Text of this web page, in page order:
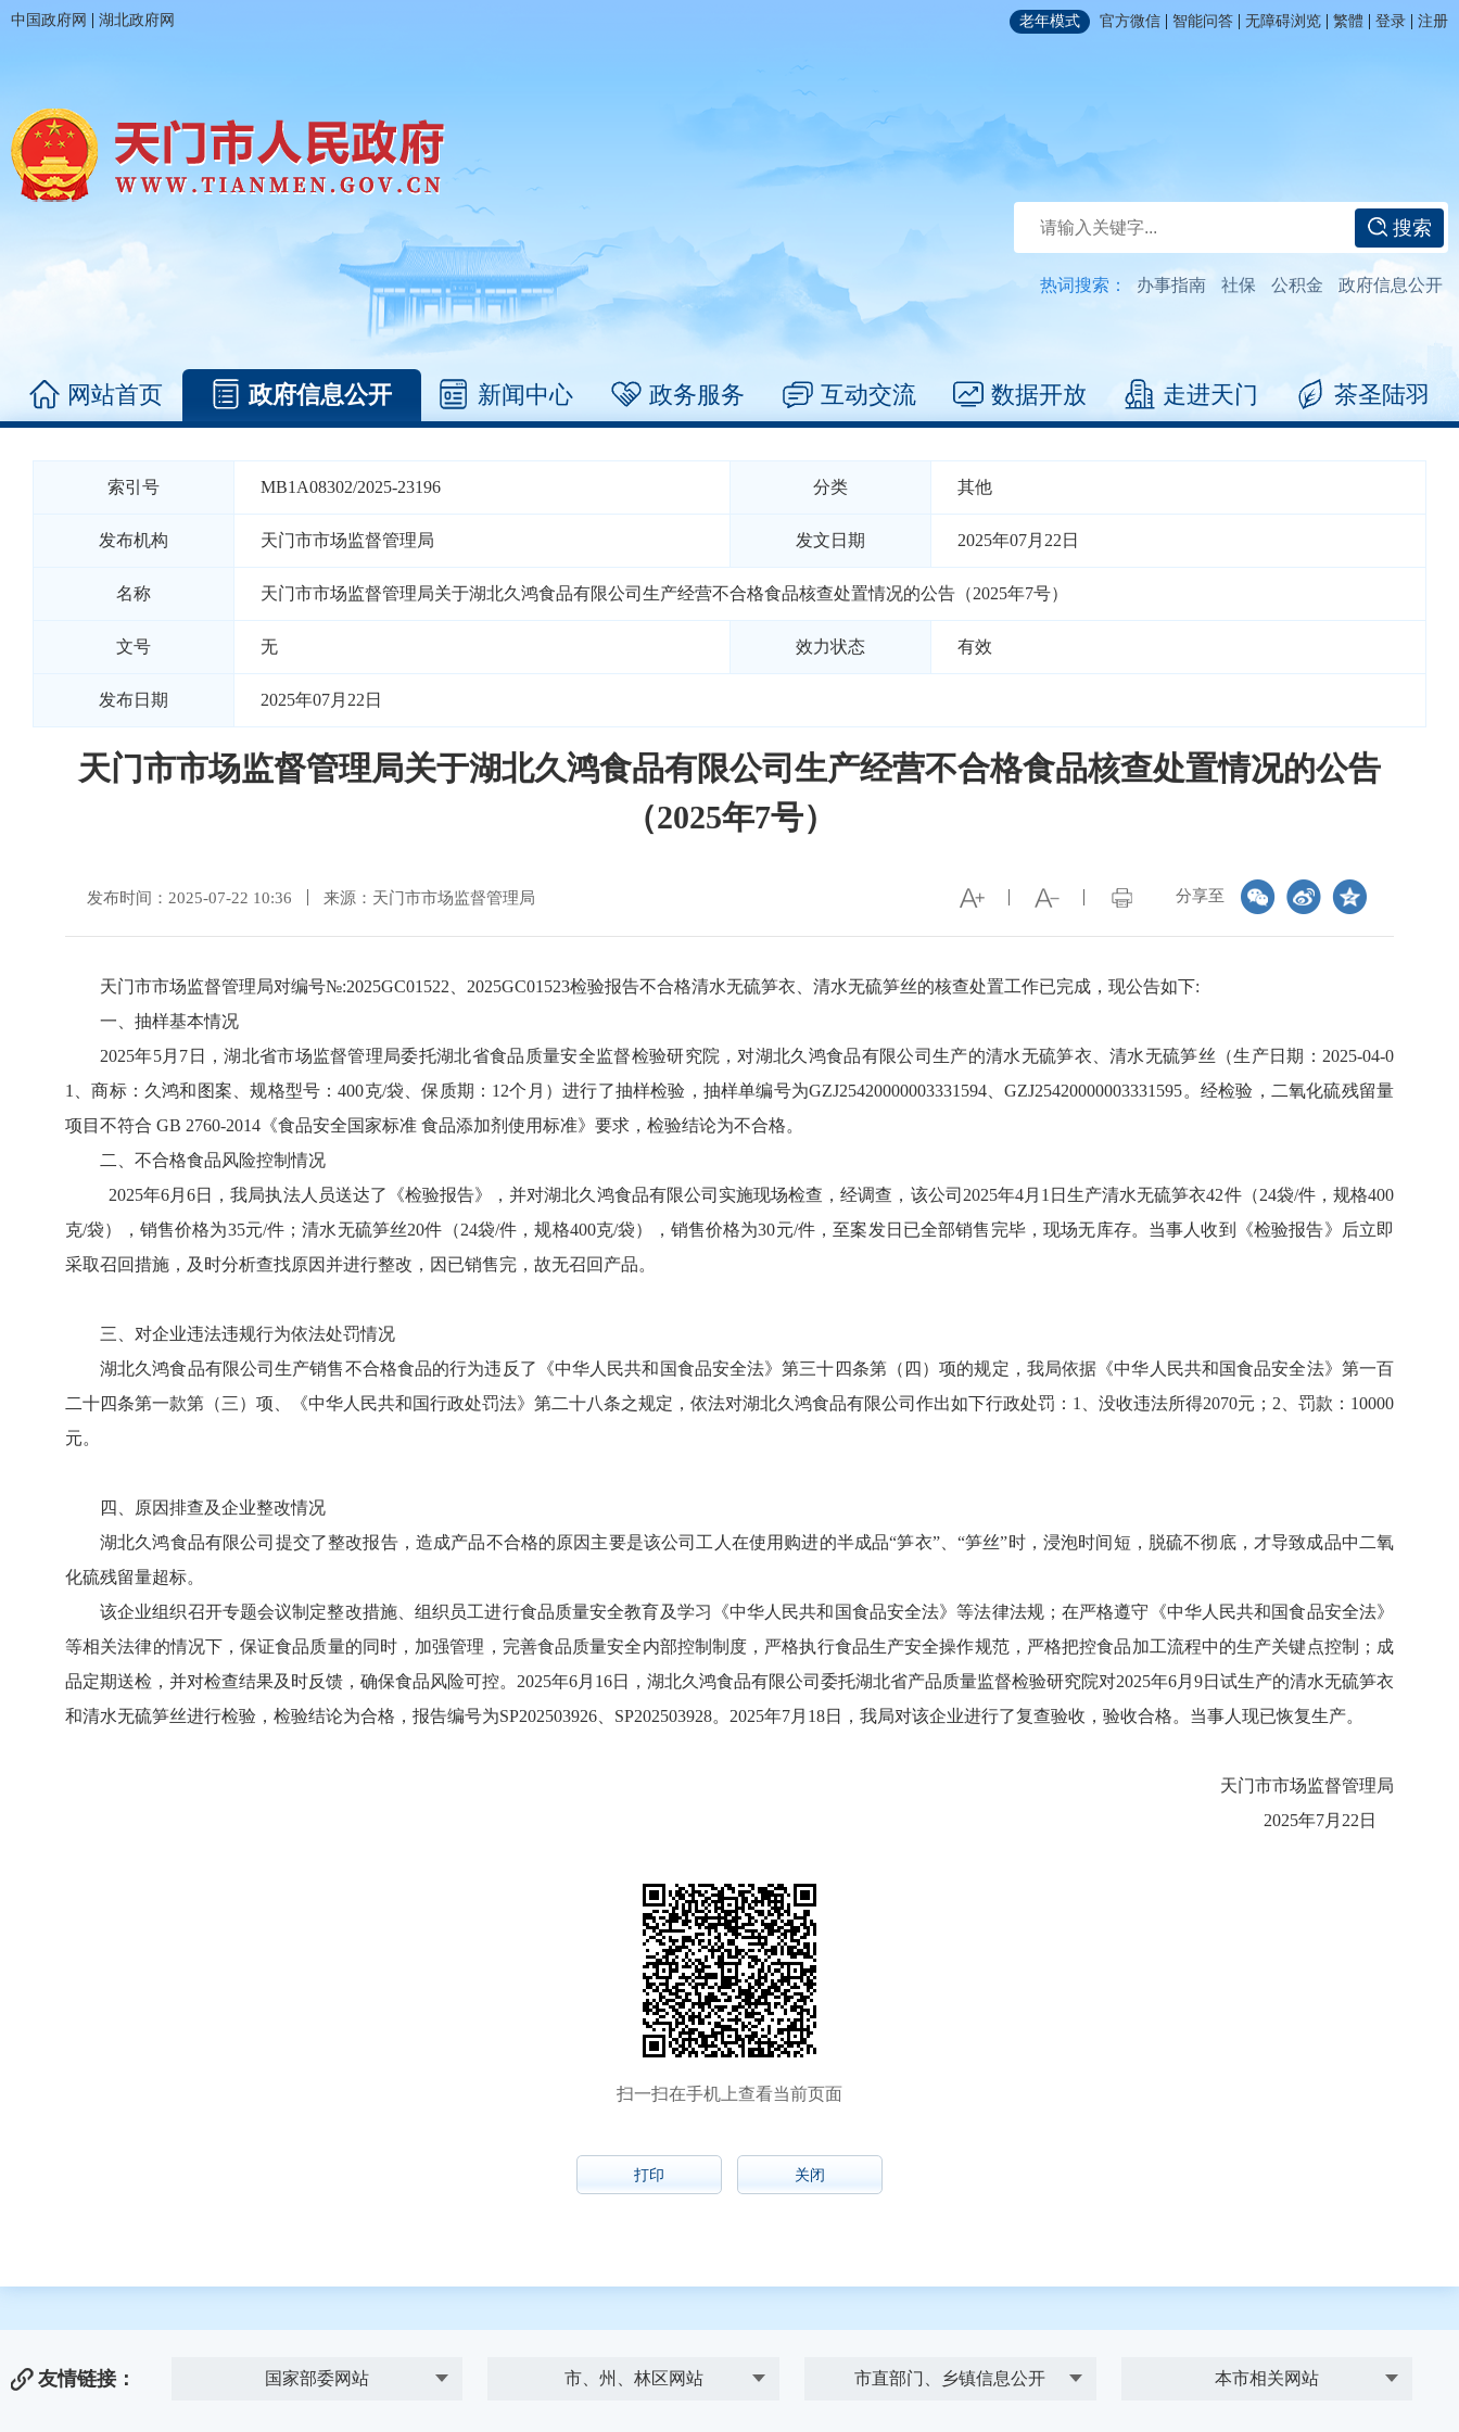
中国政府网 | 湖北政府网 老年模式 官方微信 | 智能问答 | 无障碍浏览 | 繁體 | 登录 | 注册
搜索
热词搜索： 办事指南 社保 公积金 政府信息公开
网站首页 政府信息公开 新闻中心 政务服务 互动交流 数据开放 走进天门 茶圣陆羽
索引号 MB1A08302/2025-23196 分类 其他
发布机构 天门市市场监督管理局 发文日期 2025年07月22日
名称 天门市市场监督管理局关于湖北久鸿食品有限公司生产经营不合格食品核查处置情况的公告（2025年7号）
文号 无 效力状态 有效
发布日期 2025年07月22日
天门市市场监督管理局关于湖北久鸿食品有限公司生产经营不合格食品核查处置情况的公告
（2025年7号）
分享至
发布时间：2025-07-22 10:36 来源：天门市市场监督管理局
天门市市场监督管理局对编号№:2025GC01522、2025GC01523检验报告不合格清水无硫笋衣、清水无硫笋丝的核查处置工作已完成，现公告如下:
一、抽样基本情况
2025年5月7日，湖北省市场监督管理局委托湖北省食品质量安全监督检验研究院，对湖北久鸿食品有限公司生产的清水无硫笋衣、清水无硫笋丝（生产日期：2025-04-0
1、商标：久鸿和图案、规格型号：400克/袋、保质期：12个月）进行了抽样检验，抽样单编号为GZJ25420000003331594、GZJ25420000003331595。经检验，二氧化硫残留量
项目不符合 GB 2760-2014《食品安全国家标准 食品添加剂使用标准》要求，检验结论为不合格。
二、不合格食品风险控制情况
2025年6月6日，我局执法人员送达了《检验报告》，并对湖北久鸿食品有限公司实施现场检查，经调查，该公司2025年4月1日生产清水无硫笋衣42件（24袋/件，规格400
克/袋），销售价格为35元/件；清水无硫笋丝20件（24袋/件，规格400克/袋），销售价格为30元/件，至案发日已全部销售完毕，现场无库存。当事人收到《检验报告》后立即
采取召回措施，及时分析查找原因并进行整改，因已销售完，故无召回产品。
三、对企业违法违规行为依法处罚情况
湖北久鸿食品有限公司生产销售不合格食品的行为违反了《中华人民共和国食品安全法》第三十四条第（四）项的规定，我局依据《中华人民共和国食品安全法》第一百
二十四条第一款第（三）项、《中华人民共和国行政处罚法》第二十八条之规定，依法对湖北久鸿食品有限公司作出如下行政处罚：1、没收违法所得2070元；2、罚款：10000
元。
四、原因排查及企业整改情况
湖北久鸿食品有限公司提交了整改报告，造成产品不合格的原因主要是该公司工人在使用购进的半成品“笋衣”、“笋丝”时，浸泡时间短，脱硫不彻底，才导致成品中二氧
化硫残留量超标。
该企业组织召开专题会议制定整改措施、组织员工进行食品质量安全教育及学习《中华人民共和国食品安全法》等法律法规；在严格遵守《中华人民共和国食品安全法》
等相关法律的情况下，保证食品质量的同时，加强管理，完善食品质量安全内部控制制度，严格执行食品生产安全操作规范，严格把控食品加工流程中的生产关键点控制；成
品定期送检，并对检查结果及时反馈，确保食品风险可控。2025年6月16日，湖北久鸿食品有限公司委托湖北省产品质量监督检验研究院对2025年6月9日试生产的清水无硫笋衣
和清水无硫笋丝进行检验，检验结论为合格，报告编号为SP202503926、SP202503928。2025年7月18日，我局对该企业进行了复查验收，验收合格。当事人现已恢复生产。
天门市市场监督管理局
2025年7月22日
扫一扫在手机上查看当前页面
打印 关闭
友情链接： 国家部委网站 市、州、林区网站 市直部门、乡镇信息公开 本市相关网站